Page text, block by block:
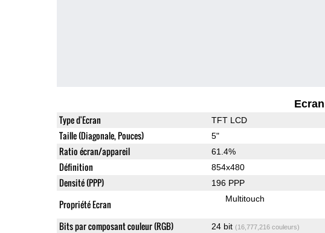
Ecran
Type d'Ecran TFT LCD
Taille (Diagonale, Pouces) 5"
Ratio écran/appareil 61.4%
Définition 854x480
Densité (PPP) 196 PPP
Propriété Ecran Multitouch
Bits par composant couleur (RGB) 24 bit (16,777,216 couleurs)